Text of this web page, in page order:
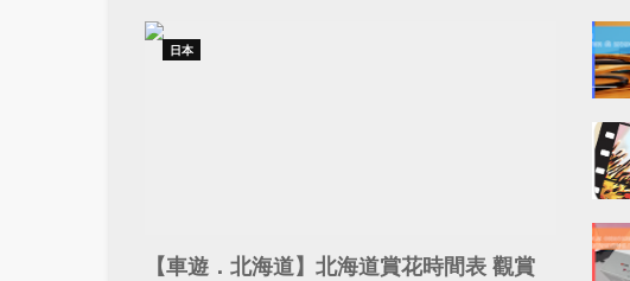
日本
【車遊．北海道】北海道賞花時間表 觀賞